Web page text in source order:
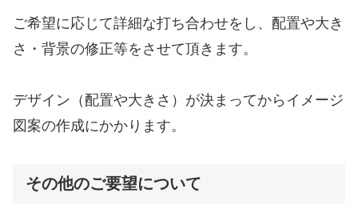
ご希望に応じて詳細な打ち合わせをし、配置や大き
さ・背景の修正等をさせて頂きます。
デザイン（配置や大きさ）が決まってからイメージ
図案の作成にかかります。
その他のご要望について